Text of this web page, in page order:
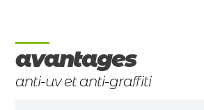
avantages
anti-uv et anti-graffiti